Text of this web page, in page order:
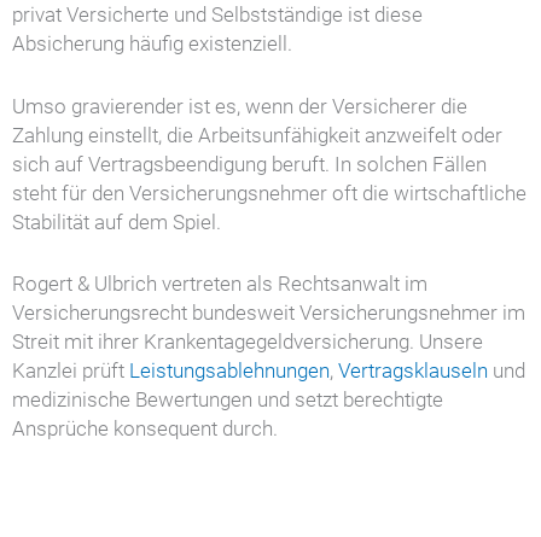
privat Versicherte und Selbstständige ist diese
Absicherung häufig existenziell.
Umso gravierender ist es, wenn der Versicherer die
Zahlung einstellt, die Arbeitsunfähigkeit anzweifelt oder
sich auf Vertragsbeendigung beruft. In solchen Fällen
steht für den Versicherungsnehmer oft die wirtschaftliche
Stabilität auf dem Spiel.
Rogert & Ulbrich vertreten als Rechtsanwalt im
Versicherungsrecht bundesweit Versicherungsnehmer im
Streit mit ihrer Krankentagegeldversicherung. Unsere
Kanzlei prüft Leistungsablehnungen, Vertragsklauseln und
medizinische Bewertungen und setzt berechtigte
Ansprüche konsequent durch.